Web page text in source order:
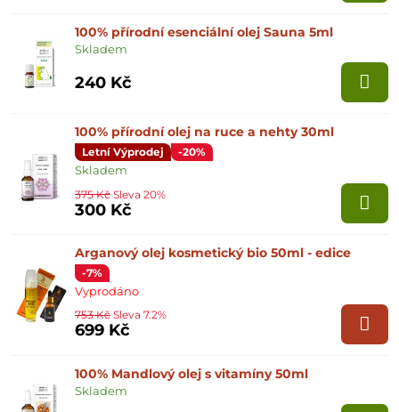
100% přírodní esenciální olej Sauna 5ml
Skladem
240 Kč
100% přírodní olej na ruce a nehty 30ml
Letní Výprodej -20%
Skladem
300 Kč
375 Kč Sleva 20%
Arganový olej kosmetický bio 50ml - edice
-7%
Vyprodáno
699 Kč
753 Kč Sleva 7.2%
100% Mandlový olej s vitamíny 50ml
Skladem